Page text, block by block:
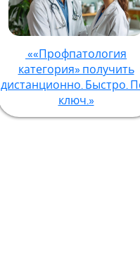
««Профпатология
категория» получить
дистанционно. Быстро.
ключ.»